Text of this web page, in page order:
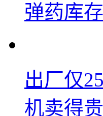
弹药库
出厂仅
机卖得贵